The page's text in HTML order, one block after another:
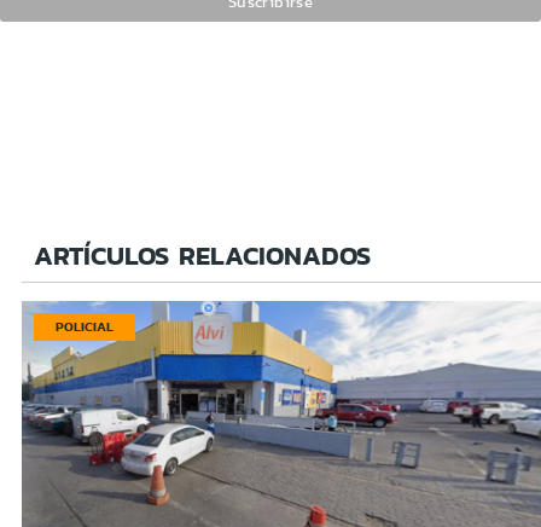
ARTÍCULOS RELACIONADOS
POLICIAL